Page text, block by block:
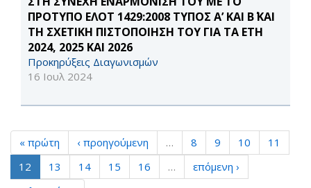
ΠΡΟΤΥΠΟ ΕΛΟΤ 1429:2008 ΤΥΠΟΣ Α’ ΚΑΙ Β΄ ΚΑΙ
ΤΗ ΣΧΕΤΙΚΗ ΠΙΣΤΟΠΟΙΗΣΗ ΤΟΥ ΓΙΑ ΤΑ ΕΤΗ
2024, 2025 ΚΑΙ 2026
Προκηρύξεις Διαγωνισμών
16 Ιουλ 2024
« πρώτη ‹ προηγούμενη … 8 9 10
11
12
13 14 15 16 …
επόμενη ›